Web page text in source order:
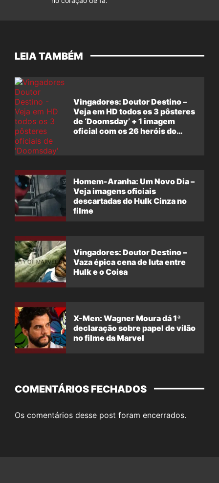
LEIA TAMBÉM
Vingadores: Doutor Destino –
Veja em HD todos os 3 pôsteres
de ‘Doomsday’ + 1 imagem
oficial com os 26 heróis do
Homem-Aranha: Um Novo Dia –
Veja imagens oficiais
descartadas do Hulk Cinza no
filme
Vingadores: Doutor Destino –
Vaza épica cena de luta entre
Hulk e o Coisa
X-Men: Wagner Moura dá 1ª
declaração sobre papel de vilão
no filme da Marvel
COMENTÁRIOS FECHADOS
Os comentários desse post foram encerrados.